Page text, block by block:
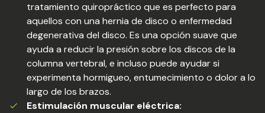
tratamiento quiropráctico que es perfecto para
aquellos con una hernia de disco o enfermedad
degenerativa del disco. Es una opción suave que
ayuda a reducir la presión sobre los discos de la
columna vertebral, e incluso puede ayudar si
experimenta hormigueo, entumecimiento o dolor a lo
largo de los brazos.
Estimulación muscular eléctrica: